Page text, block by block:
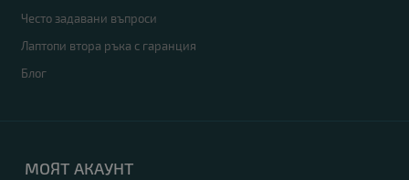
Често задавани въпроси
Лаптопи втора ръка с гаранция
Блог
МОЯТ АКАУНТ